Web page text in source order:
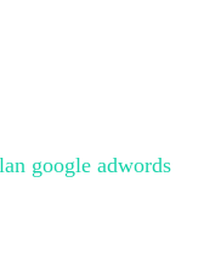
google adwords